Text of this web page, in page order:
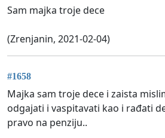
Sam majka troje dece
(Zrenjanin, 2021-02-04)
#1658
Majka sam troje dece i zaista
odgajati i vaspitavati kao i rađati
pravo na penziju..